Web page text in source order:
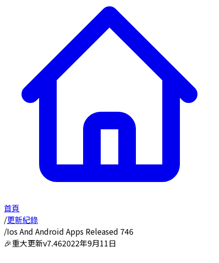
首頁
/更新紀錄
/Ios And Android Apps Released 746
🎉重大更新v7.462022年9月11日